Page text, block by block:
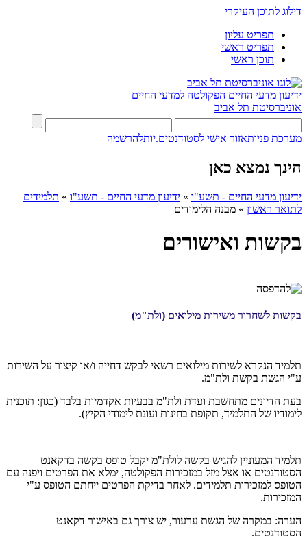
דילוג לתוכן העיקרי
תפריט עליון
תפריט ראשי
תוכן ראשי
ידיעון מדעי החיים הפקולטה למדעי החיים
אוניברסיטת תל אביב
מערכת פניותאזור אישי לסטודנטים.יותלהרשמה
הינך נמצא כאן
ידיעון מדעי החיים - תשע"ו » ידיעון מדעי החיים - תשע"ו » תלמידים
לתואר ראשון » מבנה הלימודים
בקשות ואישורים
בקשות לשחרור משירות מילואים (ולת"מ)
תלמיד הנקרא לשירות מילואים רשאי לבקש דחייה ו/או קיצור על השירות
ע"י הגשת בקשת ולת"מ.
בעת הדיונים מתחשבת ועדת ולת"מ בבעיות אקדמיות בלבד (כגון: תוכנית
לימודיו של התלמיד, תקופת בחינות ועונת לימודי הקיץ).
תלמיד המעוניין להגיש בקשה לולת"מ יקבל טופס בקשה בדקאנט
הסטודנטים או אצל מזל במזכירות הפקולטה, ימלא את הפרטים ויפנה עם
הטופס למזכירות תלמידים. לאחר בדיקת הפרטים ייחתם הטופס ע"י
המזכירות.
הערה: במקרה של הגשת ערעור, יש צורך גם באישור דקאנט
הסטודנטים.